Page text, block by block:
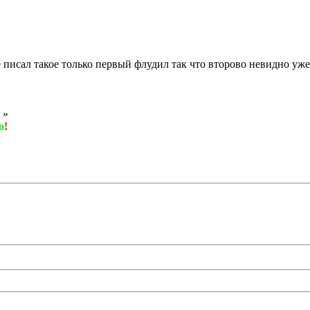
такое только первый флудил так что второво невидно уже
»
!